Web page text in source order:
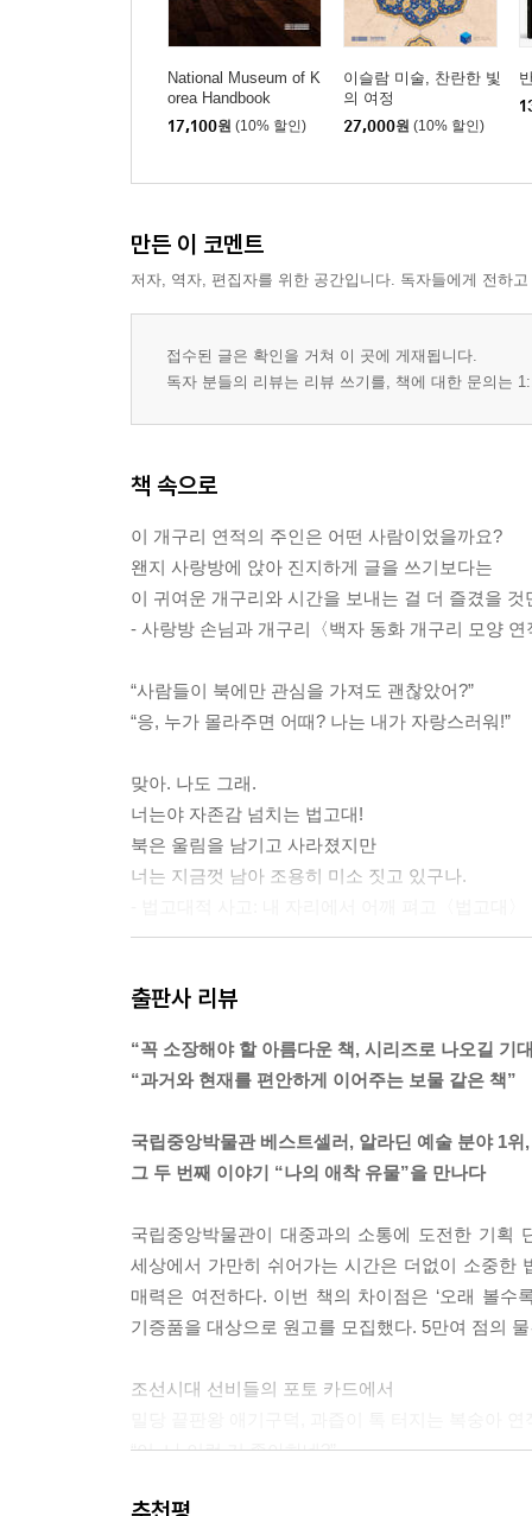
National Museum of K
orea Handbook
17,100원 (10% 할인)
이슬람 미술, 찬란한 빛
의 여정
27,000원 (10% 할인)
만든 이 코멘트
저자, 역자, 편집자를 위한 공간입니다. 독자들에게 전하
접수된 글은 확인을 거쳐 이 곳에 게재됩니다.
독자 분들의 리뷰는 리뷰 쓰기를, 책에 대한 문의는
책 속으로
이 개구리 연적의 주인은 어떤 사람이었을까요?
왠지 사랑방에 앉아 진지하게 글을 쓰기보다는
이 귀여운 개구리와 시간을 보내는 걸 더 즐겼을 것
- 사랑방 손님과 개구리〈백자 동화 개구리 모양 연
“사람들이 북에만 관심을 가져도 괜찮았어?”
“응, 누가 몰라주면 어때? 나는 내가 자랑스러워!”
맞아. 나도 그래.
너는야 자존감 넘치는 법고대!
북은 울림을 남기고 사라졌지만
너는 지금껏 남아 조용히 미소 짓고 있구나.
‘조선시대에도 포카가 있었다면?’
- YOUR IDOL〈이항복 초상〉
대량 생산된, 똑같은 형태의 물건 말이지요.
한국의 기와는 다릅니다. 각각 손으로 빚어지고 고
그날 이후로 한옥의 지붕을 바라볼 때마다,
일상에 스며 있는 멋이란 참 좋은 것이라고 새삼 깨
- 기와가 알려준 것〈짐승얼굴무늬 수막새〉
감정을 그대로 담고 있는 이모티콘을 바라보는 느
출판사 리뷰
“꼭 소장해야 할 아름다운 책, 시리즈로 나오길 기
“과거와 현재를 편안하게 이어주는 보물 같은 책”
국립중앙박물관 베스트셀러, 알라딘 예술 분야 1
그 두 번째 이야기 “나의 애착 유물”을 만나다
국립중앙박물관이 대중과의 소통에 도전한 기획
세상에서 가만히 쉬어가는 시간은 더없이 소중한
매력은 여전하다. 이번 책의 차이점은 ‘오래 볼수
기증품을 대상으로 원고를 모집했다. 5만여 점의
조선시대 선비들의 포토 카드에서
“어, 나 이런 거 좋아하네?”